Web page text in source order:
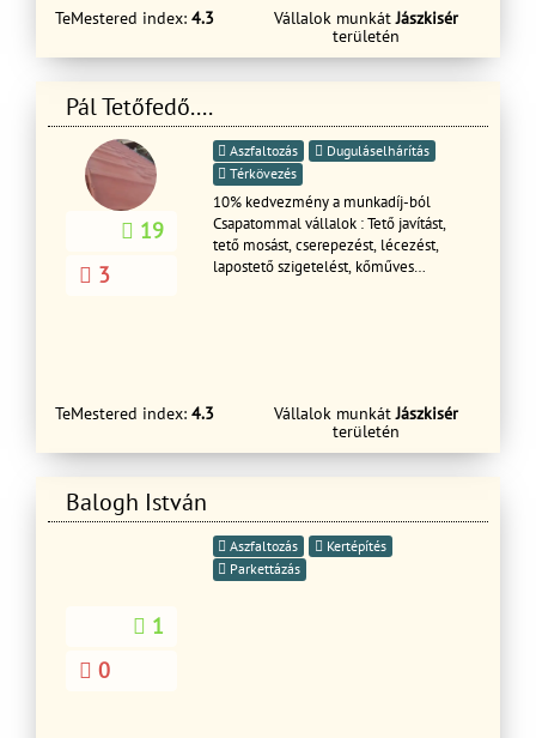
TeMestered index: 4.3 Vállalok munkátJászkisér
területén
Pál Tetőfedő....
19
3
Aszfaltozás
Duguláselhárítás
Térkövezés
10% kedvezmény a munkadíj-ból
Csapatommal vállalok : Tető javítást,
tető mosást, cserepezést, lécezést,
lapostető szigetelést, kőműves
TeMestered index: 4.3 Vállalok munkátJászkisér
területén
Balogh István
1
0
Aszfaltozás
Kertépítés
Parkettázás